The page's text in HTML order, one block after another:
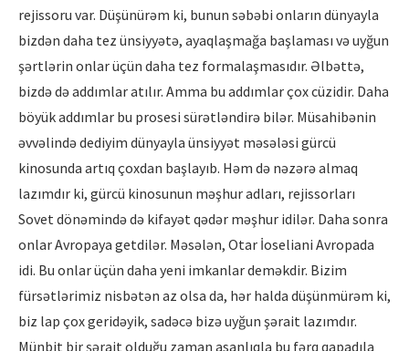
rejissoru var. Düşünürəm ki, bunun səbəbi onların dünyayla
bizdən daha tez ünsiyyətə, ayaqlaşmağa başlaması və uyğun
şərtlərin onlar üçün daha tez formalaşmasıdır. Əlbəttə,
bizdə də addımlar atılır. Amma bu addımlar çox cüzidir. Daha
böyük addımlar bu prosesi sürətləndirə bilər. Müsahibənin
əvvəlində dediyim dünyayla ünsiyyət məsələsi gürcü
kinosunda artıq çoxdan başlayıb. Həm də nəzərə almaq
lazımdır ki, gürcü kinosunun məşhur adları, rejissorları
Sovet dönəmində də kifayət qədər məşhur idilər. Daha sonra
onlar Avropaya getdilər. Məsələn, Otar İoseliani Avropada
idi. Bu onlar üçün daha yeni imkanlar deməkdir. Bizim
fürsətlərimiz nisbətən az olsa da, hər halda düşünmürəm ki,
biz lap çox geridəyik, sadəcə bizə uyğun şərait lazımdır.
Münbit bir şərait olduğu zaman asanlıqla bu fərq qapadıla